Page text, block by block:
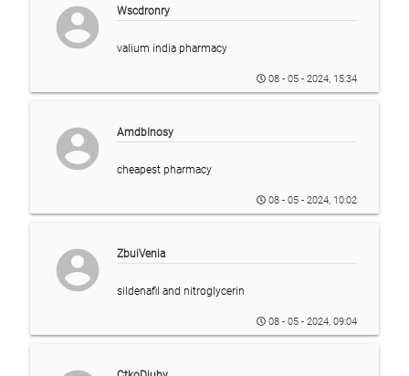
account_circle Wscdronry
valium india pharmacy
08 - 05 - 2024, 15:34
account_circle AmdbInosy
cheapest pharmacy
08 - 05 - 2024, 10:02
account_circle ZbuiVenia
sildenafil and nitroglycerin
08 - 05 - 2024, 09:04